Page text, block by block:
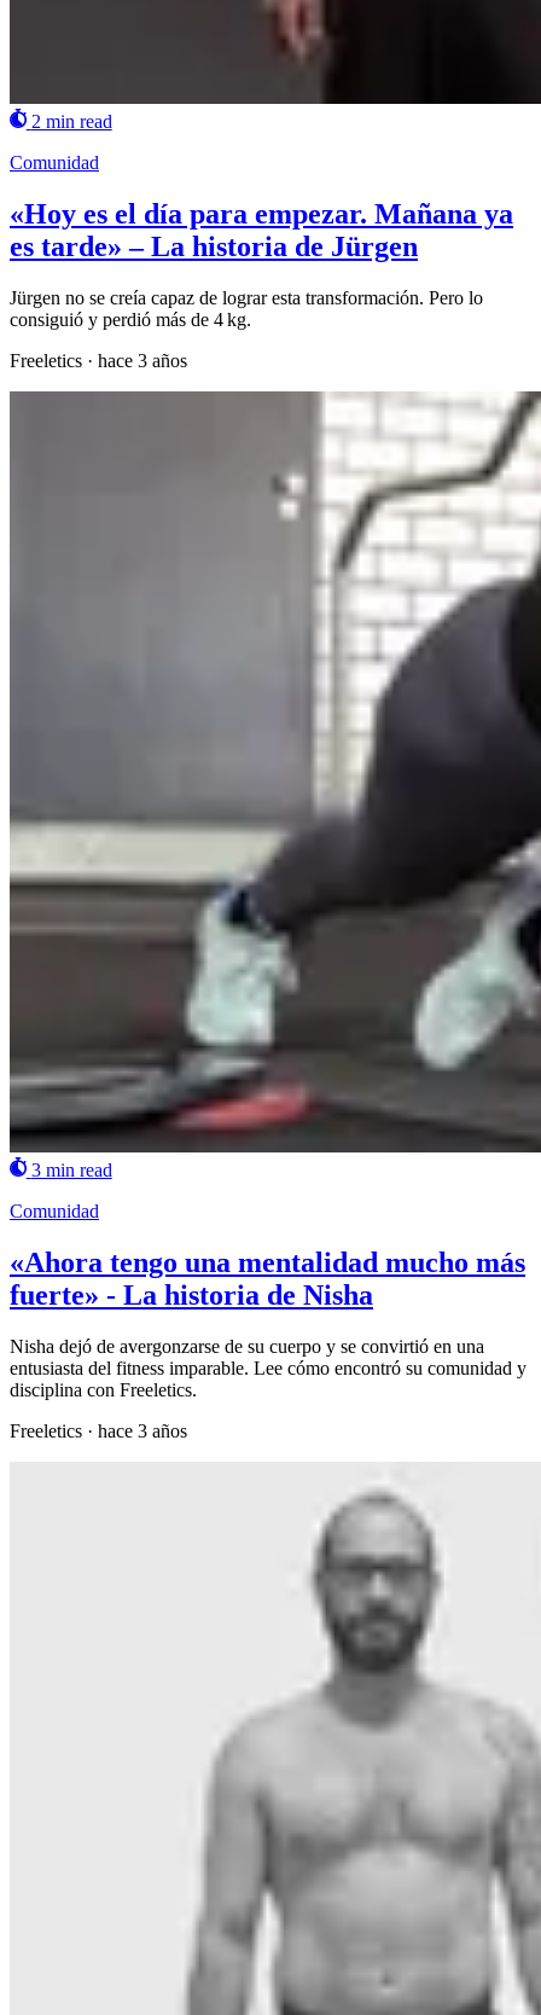
2 min read
Comunidad
«Hoy es el día para empezar. Mañana ya
es tarde» – La historia de Jürgen
Jürgen no se creía capaz de lograr esta transformación. Pero lo
consiguió y perdió más de 4 kg.
Freeletics · hace 3 años
3 min read
Comunidad
«Ahora tengo una mentalidad mucho más
fuerte» - La historia de Nisha
Nisha dejó de avergonzarse de su cuerpo y se convirtió en una
entusiasta del fitness imparable. Lee cómo encontró su comunidad y
disciplina con Freeletics.
Freeletics · hace 3 años